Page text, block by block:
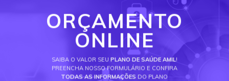
ORÇAMENTO
ONLINE
SAIBA O VALOR SEU PLANO DE SAÚDE AMIL!
PREENCHA NOSSO FORMULÁRIO E CONFIRA
TODAS AS INFORMAÇÕES DO PLANO